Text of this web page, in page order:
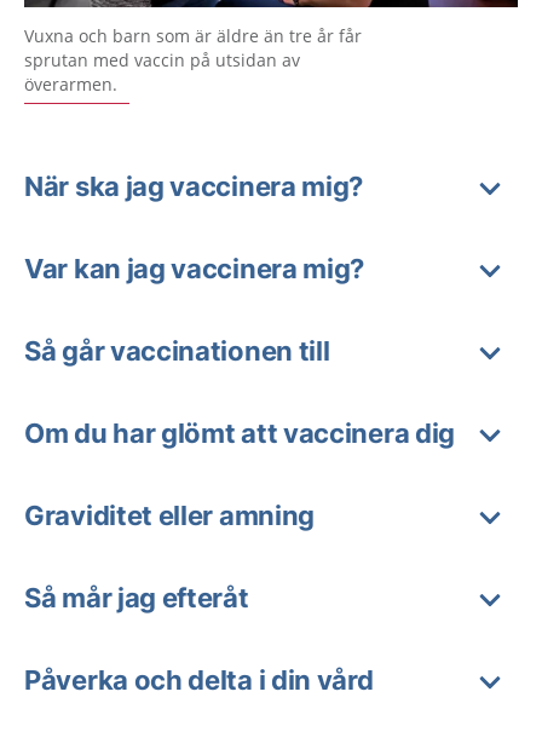
Vuxna och barn som är äldre än tre år får
sprutan med vaccin på utsidan av
överarmen.
När ska jag vaccinera mig?
Var kan jag vaccinera mig?
Så går vaccinationen till
Om du har glömt att vaccinera dig
Graviditet eller amning
Så mår jag efteråt
Påverka och delta i din vård